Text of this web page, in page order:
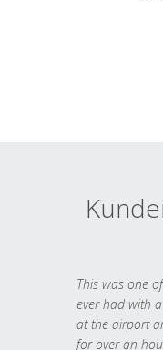
This was one
ever had with
at the airport
for over an